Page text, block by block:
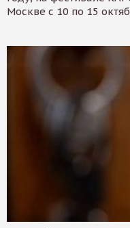
Москве с 10 по 15